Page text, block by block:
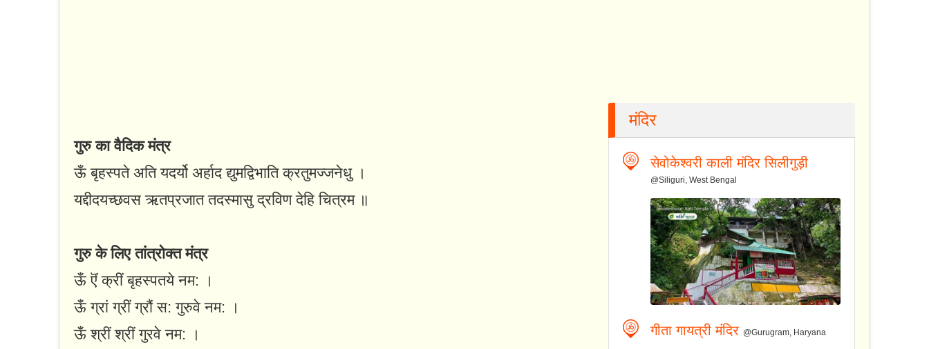
गुरु का वैदिक मंत्र
ऊँ बृहस्पते अति यदर्यो अर्हाद द्युमद्विभाति क्रतुमज्जनेधु ।
यद्दीदयच्छवस ऋतप्रजात तदस्मासु द्रविण देहि चित्रम ॥
गुरु के लिए तांत्रोक्त मंत्र
ऊँ ऎं क्रीं बृहस्पतये नम: ।
ऊँ ग्रां ग्रीं ग्रौं स: गुरुवे नम: ।
ऊँ श्रीं श्रीं गुरवे नम: ।
मंदिर
सेवोकेश्वरी काली मंदिर सिलीगुड़ी
@Siliguri, West Bengal
गीता गायत्री मंदिर @Gurugram, Haryana